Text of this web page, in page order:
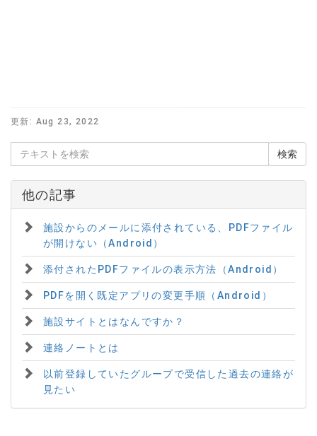
更新: Aug 23, 2022
他の記事
施設からのメールに添付されている、PDFファイル
が開けない（Android）
添付されたPDFファイルの表示方法（Android）
PDFを開く既定アプリの変更手順（Android）
施設サイトとはなんですか？
連絡ノートとは
以前登録していたグループで受信した過去の連絡が
見たい